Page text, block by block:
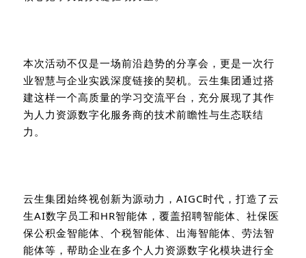
本次活动不仅是一场前沿趋势的分享会，更是一次行
业智慧与企业实践深度链接的契机。云生集团通过搭
建这样一个高质量的学习交流平台，充分展现了其作
为人力资源数字化服务商的技术前瞻性与生态联结
力。
云生集团始终视创新为源动力，AIGC时代，打造了云
生AI数字员工和HR智能体，覆盖招聘智能体、社保医
保公积金智能体、个税智能体、出海智能体、劳法智
能体等，帮助企业在多个人力资源数字化模块进行全